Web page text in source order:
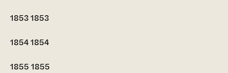
18531853
18541854
1855 1855